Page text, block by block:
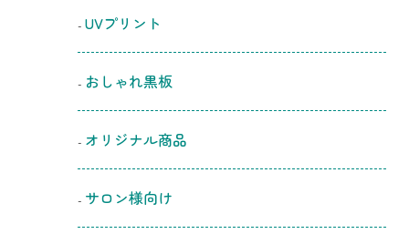
UVプリント
おしゃれ黒板
オリジナル商品
サロン様向け